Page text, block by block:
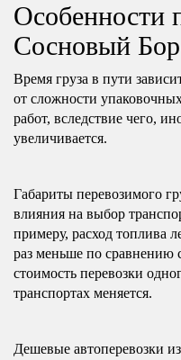
Особенности
Сосновый
Время груза в пути
от сложности
работ, вследствие чего,
увеличивается.
Габариты перевозимого
влияния на выбор
примеру, расход топлива
раз меньше по сравнению
стоимость перевозки
транспортах меняется.
Дешевые автоперевозки